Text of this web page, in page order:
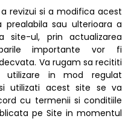
revizui si a modifica acest
sau ulterioara a
site-ul, prin actualizarea
importante vor fi
Va rugam sa recititi
utilizare in mod regulat
utilizati acest site se va
cu termenii si conditiile
pe Site in momentul